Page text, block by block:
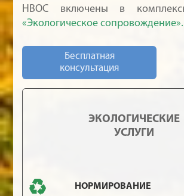
НВОС включены в
«Экологическое сопровождение».
Бесплатная
консультация
ЭКОЛОГИЧЕСКИЕ
УСЛУГИ
НОРМИРОВАНИЕ